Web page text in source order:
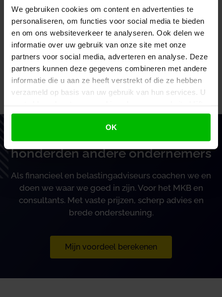
We gebruiken cookies om content en advertenties te
personaliseren, om functies voor social media te bieden
en om ons websiteverkeer te analyseren. Ook delen we
informatie over uw gebruik van onze site met onze
partners voor social media, adverteren en analyse. Deze
partners kunnen deze gegevens combineren met andere
informatie die u aan ze heeft verstrekt of die ze hebben
verzameld op basis van uw gebruik van hun services. U
gebruiken.
OK
18 jaar 45,5% € 6,69
Het referentiemaandloon bedraagt per 1 juli 2025
bruto € 2.294,40.
Bron:Ministerie van Sociale Zaken en Werkgelegenheid |
Vertrouw op BoekZo, net als
honderden andere ondernemers
Als financieel en belastingadviseurs coachen we en
doen we waar we goed in zijn. Voor het MKB en
consultants. Met vaste prijzen, scherp advies en
brede ondersteuning.
Mijn voordeel berekenen